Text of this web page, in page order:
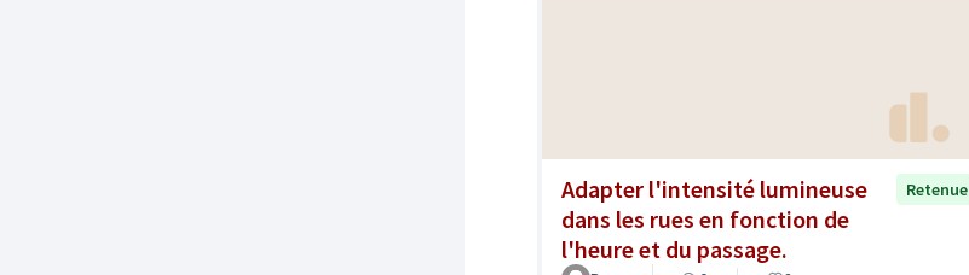
Adapter l'intensité lumineuse
dans les rues en fonction de
l'heure et du passage.
Retenue